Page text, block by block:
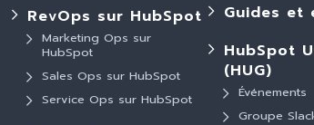
RevOps sur HubSpot
Marketing Ops sur
HubSpot
Sales Ops sur HubSpot
Service Ops sur HubSpot
Guides et
HubSpot
(HUG)
Événements
Groupe